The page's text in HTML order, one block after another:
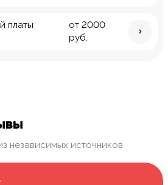
платы
от 2000
руб.
независимых источников